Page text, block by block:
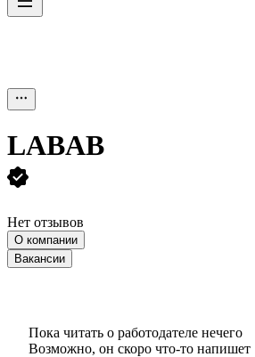
LABAB
Нет отзывов
О компании
Вакансии
Пока читать о работодателе нечего
Возможно, он скоро что‑то напишет